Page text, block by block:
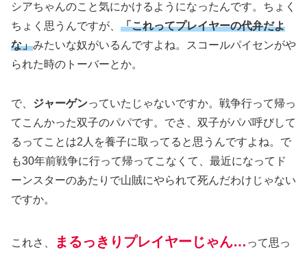
シアちゃんのこと気にかけるようになったんです。ちょく
ちょく思うんですが、 「これってプレイヤーの代弁だよ
な」みたいな奴がいるんですよね。スコールパイセンがや
られた時のトーバーとか。
で、 ジャーゲンっていたじゃないですか。戦争行って帰っ
てこんかった双子のパパです。でさ、双子がパパ呼びして
るってことは2人を養子に取ってると思うんですよね。で
も30年前戦争に行って帰ってこなくて、最近になってド
ーンスターのあたりで山賊にやられて死んだわけじゃない
ですか。
これさ、 まるっきりプレイヤーじゃん… って思っ